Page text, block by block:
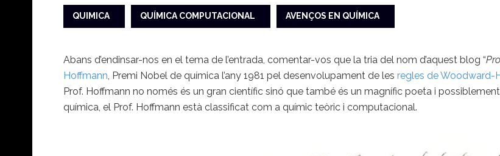
QUIMICA QUÍMICA COMPUTACIONAL AVENÇOS EN QUÍMICA
Abans d’endinsar-nos en el tema de l’entrada, comentar-vos que la tria del nom d’aquest blog “
Hoffmann , Premi Nobel de química l’any 1981 pel desenvolupament de lesregles de Woodward-
Prof. Hoffmann no només és un gran científic sinó que també és un magnífic poeta i
química, el Prof. Hoffmann està classificat com a químic teòric i computacional.